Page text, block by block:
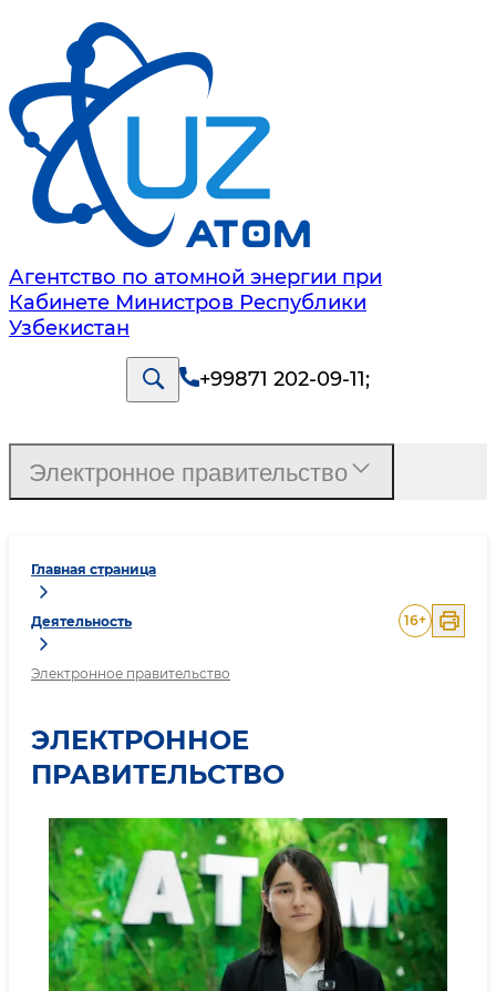
Агентство по атомной энергии при
Кабинете Министров Республики
Узбекистан
+99871 202-09-11;
Главная страница
Деятельность
Электронное правительство
16+
ЭЛЕКТРОННОЕ
ПРАВИТЕЛЬСТВО
Электронное правительство